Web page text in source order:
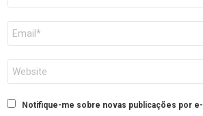
mail
Notifique-me sobre novas publicações por